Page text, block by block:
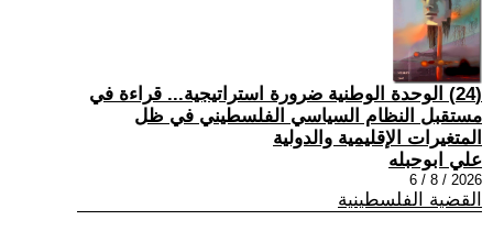
(24) الوحدة الوطنية ضرورة استراتيجية... قراءة في
مستقبل النظام السياسي الفلسطيني في ظل
المتغيرات الإقليمية والدولية
علي ابوحبله
2026 / 8 / 6
القضية الفلسطينية